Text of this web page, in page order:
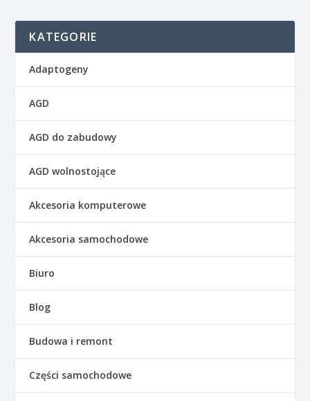
KATEGORIE
Adaptogeny
AGD
AGD do zabudowy
AGD wolnostojące
Akcesoria komputerowe
Akcesoria samochodowe
Biuro
Blog
Budowa i remont
Części samochodowe